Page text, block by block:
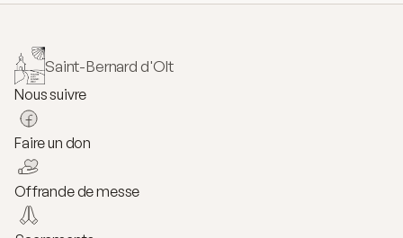
Saint-Bernard d'Olt
Nous suivre
Faire un don
Offrande de messe